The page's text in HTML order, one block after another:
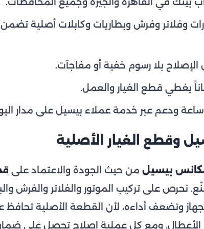
وفلاتر وفرش وبطاريات وكابلات أصلية
الإصلاح بلا رسوم خفية أو مفاجآت.
يغطي قطع الغيار والعمل.
وقطع الغيار الأصلية
بيسيل من حيث الجودة والاعتماد على
نحرص على تركيب الموتور والفلاتر والفرش
الجهاز وتضعف أداءه، لأن القطعة الأصلية
الأعطال. ومع كل عملية إصلاح تحصل على